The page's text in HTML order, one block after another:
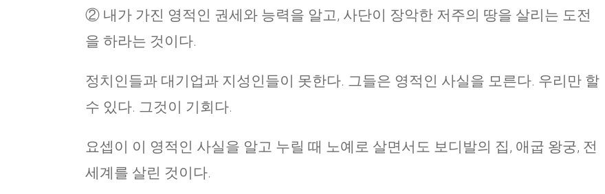
② 내가 가진 영적인 권세와 능력을 알고, 사단이 장악한 저주의 땅을 살리는 도전
을 하라는 것이다.
정치인들과 대기업과 지성인들이 못한다. 그들은 영적인 사실을 모른다. 우리만 할
수 있다. 그것이 기회다.
요셉이 이 영적인 사실을 알고 누릴 때 노예로 살면서도 보디발의 집, 애굽 왕궁, 전
세계를 살린 것이다.